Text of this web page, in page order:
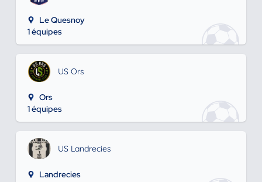
Le Quesnoy
1 équipes
US Ors
Ors
1 équipes
US Landrecies
Landrecies